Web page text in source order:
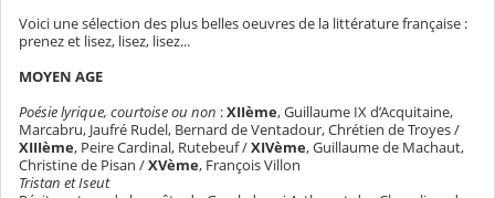
Voici une sélection des plus belles oeuvres de la littérature française :
prenez et lisez, lisez, lisez...
MOYEN AGE
Poésie lyrique, courtoise ou non :XIIème, Guillaume IX d’Acquitaine,
Marcabru, Jaufré Rudel, Bernard de Ventadour, Chrétien de Troyes /
XIIIème, Peire Cardinal, Rutebeuf /XIVème, Guillaume de Machaut,
Christine de Pisan /XVème, François Villon
Tristan et Iseut